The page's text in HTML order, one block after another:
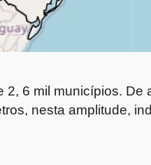
2, 6 mil municípios. De
nesta amplitude,